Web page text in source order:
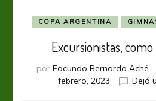
COPA ARGENTINA
Excursionistas, como
por Facundo Bernardo Aché
febrero, 2023
Dejá